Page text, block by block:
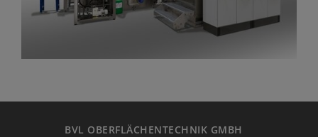
BVL OBERFLÄCHENTECHNIK GMBH